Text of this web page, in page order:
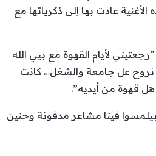
عادت بها إلى ذكرياتها مع
لأيام القهوة مع بيي الله
نروح عل جامعة والشغل… كانت
قهوة من أيديه”.
فينا مشاعر مدفونة وحنين